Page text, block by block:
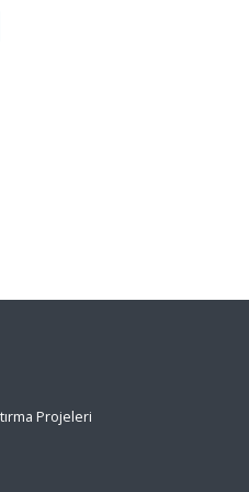
Projeleri